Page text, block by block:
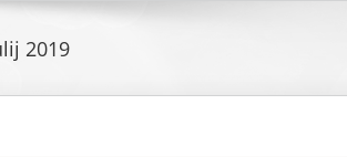
2019